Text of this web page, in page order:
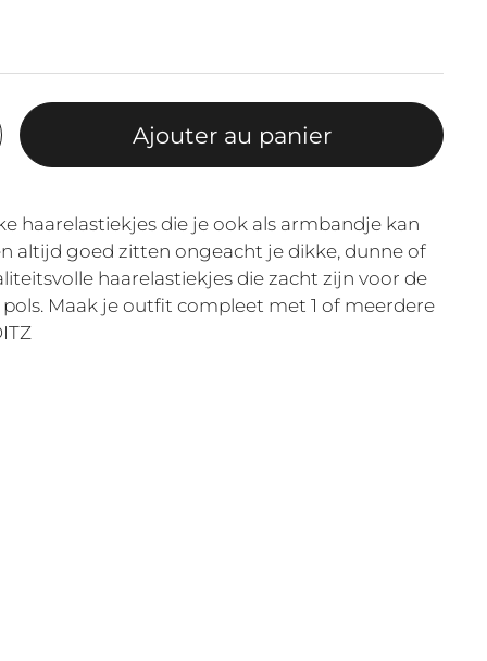
Ajouter au panier
haarelastiekjes die je ook als armbandje kan
altijd goed zitten ongeacht je dikke, dunne of
haarelastiekjes die zacht zijn voor de
Maak je outfit compleet met 1 of meerdere